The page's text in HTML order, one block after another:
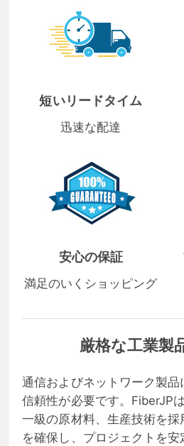
短いリードタイム
迅速な配達
安心の保証
満足のいくショッピング
厳格な工業製
通信およびネットワーク製品
信頼性が必要です。FiberJP
一級の原材料、生産技術を
を確保し、プロジェクトを